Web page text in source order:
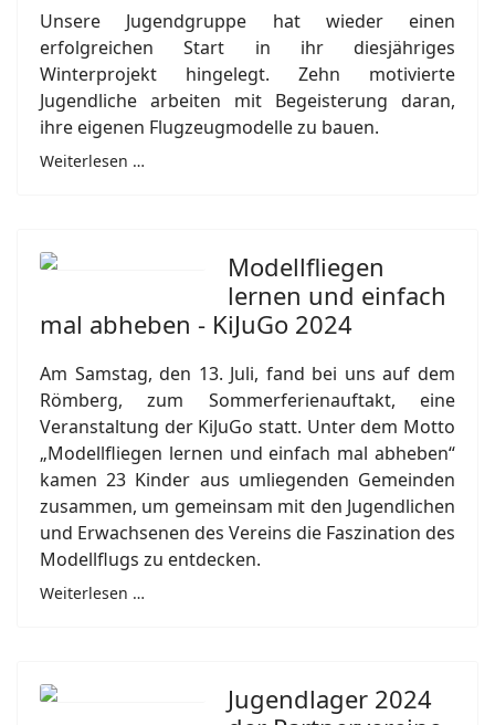
Unsere Jugendgruppe hat wieder einen
erfolgreichen Start in ihr diesjähriges
Winterprojekt hingelegt. Zehn motivierte
Jugendliche arbeiten mit Begeisterung daran,
ihre eigenen Flugzeugmodelle zu bauen.
Weiterlesen …
Modellfliegen
lernen und einfach
mal abheben - KiJuGo 2024
Am Samstag, den 13. Juli, fand bei uns auf dem
Römberg, zum Sommerferienauftakt, eine
Veranstaltung der KiJuGo statt. Unter dem Motto
„Modellfliegen lernen und einfach mal abheben“
kamen 23 Kinder aus umliegenden Gemeinden
zusammen, um gemeinsam mit den Jugendlichen
und Erwachsenen des Vereins die Faszination des
Modellflugs zu entdecken.
Weiterlesen …
Jugendlager 2024